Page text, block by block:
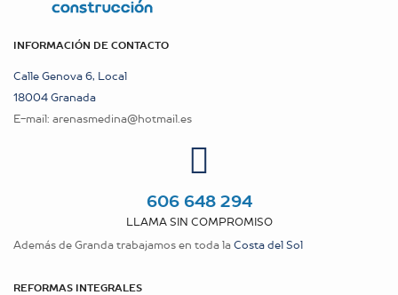
INFORMACIÓN DE CONTACTO
Calle Genova 6, Local
18004 Granada
E-mail: arenasmedina@hotmail.es
606 648 294
LLAMA SIN COMPROMISO
Además de Granda trabajamos en toda laCosta del Sol
REFORMAS INTEGRALES